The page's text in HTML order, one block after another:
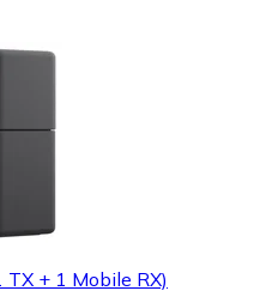
TX + 1 Mobile RX)